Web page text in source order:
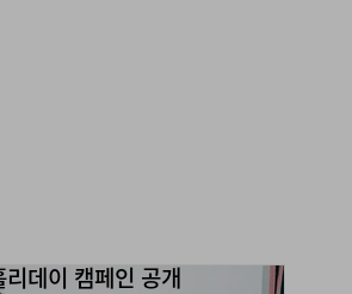
데이 캠페인 공개